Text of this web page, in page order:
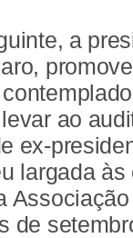
a
ao
ex-
largada
de